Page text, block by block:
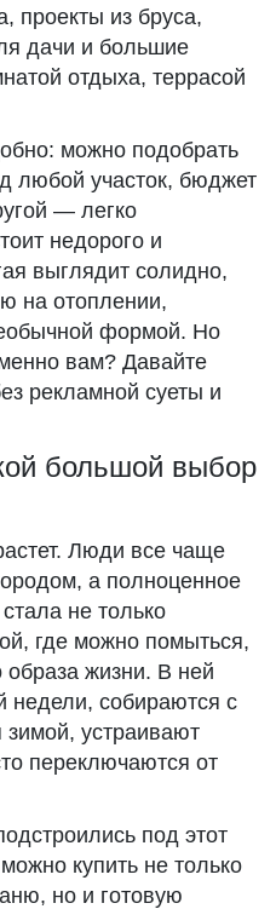
проекты из бруса,
дачи и большие
отдыха, террасой
можно подобрать
любой участок, бюджет
— легко
недорого и
выглядит солидно,
на отоплении,
формой. Но
вам? Давайте
рекламной суеты и
большой выбор
Люди все чаще
а полноценное
не только
где можно помыться,
образа жизни. В ней
недели, собираются с
зимой, устраивают
переключаются от
под этот
купить не только
но и готовую